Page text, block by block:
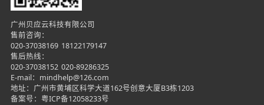
广州贝应云科技有限公司
售前咨询：
020-37038169 18122179147
售后热线：
020-37038152 020-89286325
E-mail：mindhelp@126.com
地址：广州市黄埔区科学大道162号创意大厦B3栋1203
备案号： 粤ICP备12058233号